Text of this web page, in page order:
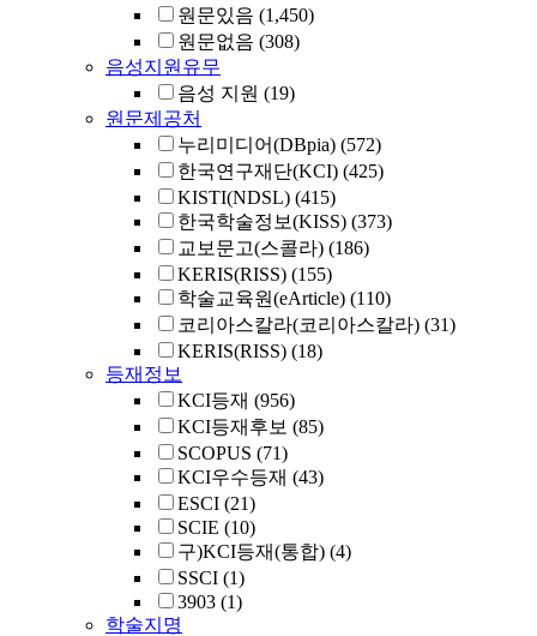
원문있음 (1,450)
원문없음 (308)
음성지원유무
음성 지원 (19)
원문제공처
누리미디어(DBpia) (572)
한국연구재단(KCI) (425)
KISTI(NDSL) (415)
한국학술정보(KISS) (373)
교보문고(스콜라) (186)
KERIS(RISS) (155)
학술교육원(eArticle) (110)
코리아스칼라(코리아스칼라) (31)
KERIS(RISS) (18)
등재정보
KCI등재 (956)
KCI등재후보 (85)
SCOPUS (71)
KCI우수등재 (43)
ESCI (21)
SCIE (10)
구)KCI등재(통합) (4)
SSCI (1)
3903 (1)
학술지명